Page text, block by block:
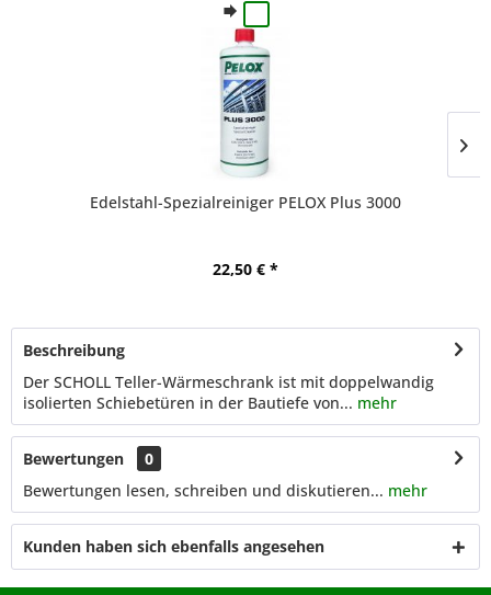
Edelstahl-Spezialreiniger PELOX Plus 3000
22,50 € *
Beschreibung
Der SCHOLL Teller-Wärmeschrank ist mit doppelwandig
isolierten Schiebetüren in der Bautiefe von... mehr
Bewertungen
0
Bewertungen lesen, schreiben und diskutieren... mehr
Kunden haben sich ebenfalls angesehen